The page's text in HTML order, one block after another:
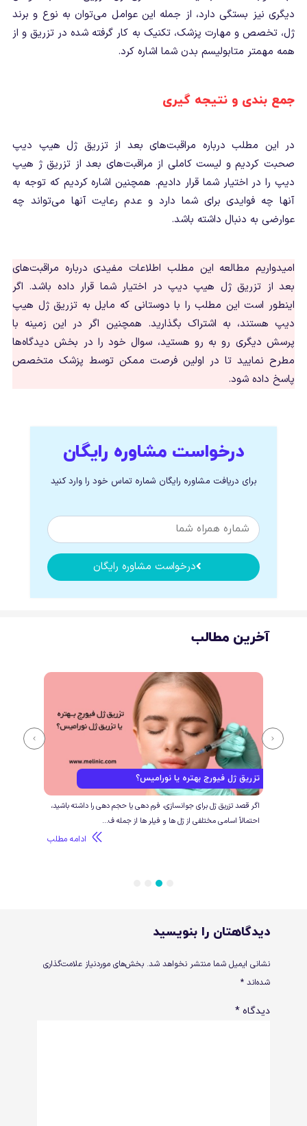
دیگری نیز بستگی دارد، از جمله این عوامل می‌توان به نوع و برند
ژل، تخصص و مهارت پزشک، تکنیک به کار گرفته شده در تزریق و از
همه مهمتر متابولیسم بدن شما اشاره کرد.
جمع بندی و نتیجه گیری
در این مطلب درباره مراقبت‌های بعد از تزریق ژل هیپ دیپ
صحبت کردیم و لیست کاملی از مراقبت‌های بعد از تزریق ژ هیپ
دیپ را در اختیار شما قرار دادیم. همچنین اشاره کردیم که توجه به
آنها چه فوایدی برای شما دارد و عدم رعایت آنها می‌تواند چه
عوارضی به دنبال داشته باشد.
امیدواریم مطالعه این مطلب اطلاعات مفیدی درباره مراقبت‌های
بعد از تزریق ژل هیپ دیپ در اختیار شما قرار داده باشد. اگر
اینطور است این مطلب را با دوستانی که مایل به تزریق ژل هیپ
دیپ هستند، به اشتراک بگذارید. همچنین اگر در این زمینه با
پرسش دیگری رو به رو هستید، سوال خود را در بخش دیدگاه‌ها
مطرح نمایید تا در اولین فرصت ممکن توسط پزشک متخصص
پاسخ داده شود.
درخواست مشاوره رایگان
برای دریافت مشاوره رایگان شماره تماس خود را وارد کنید
درخواست مشاوره رایگان
آخرین مطالب
تزریق ژل فیورج بهتره یا نورامیس؟
اگر قصد تزریق ژل برای جوانسازی، فرم دهی یا حجم دهی را داشته باشید،
احتمالاً اسامی مختلفی از ژل ها و فیلر ها از جمله ف...
ادامه مطلب
دیدگاهتان را بنویسید
نشانی ایمیل شما منتشر نخواهد شد. بخش‌های موردنیاز علامت‌گذاری
شده‌اند *
دیدگاه *